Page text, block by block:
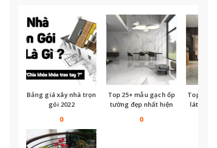
Bảng giá xây nhà trọn
gói 2022
0
Top 25+ mẫu gạch ốp
tường đẹp nhất hiện
0
Top
lát nền